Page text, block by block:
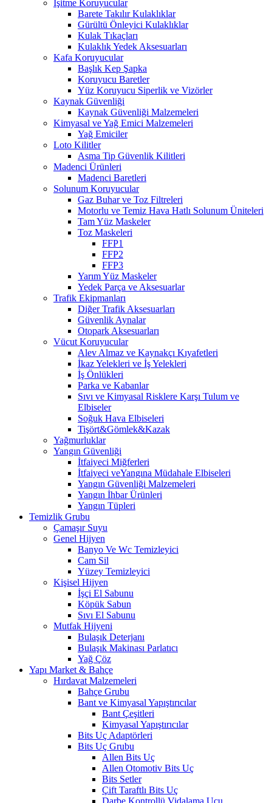
İşitme Koruyucular
Barete Takılır Kulaklıklar
Gürültü Önleyici Kulaklıklar
Kulak Tıkaçları
Kulaklık Yedek Aksesuarları
Kafa Koruyucular
Başlık Kep Şapka
Koruyucu Baretler
Yüz Koruyucu Siperlik ve Vizörler
Kaynak Güvenliği
Kaynak Güvenliği Malzemeleri
Kimyasal ve Yağ Emici Malzemeleri
Yağ Emiciler
Loto Kilitler
Asma Tip Güvenlik Kilitleri
Madenci Ürünleri
Madenci Baretleri
Solunum Koruyucular
Gaz Buhar ve Toz Filtreleri
Motorlu ve Temiz Hava Hatlı Solunum Üniteleri
Tam Yüz Maskeler
Toz Maskeleri
FFP1
FFP2
FFP3
Yarım Yüz Maskeler
Yedek Parça ve Aksesuarlar
Trafik Ekipmanları
Diğer Trafik Aksesuarları
Güvenlik Aynalar
Otopark Aksesuarları
Vücut Koruyucular
Alev Almaz ve Kaynakçı Kıyafetleri
İkaz Yelekleri ve İş Yelekleri
İş Önlükleri
Parka ve Kabanlar
Sıvı ve Kimyasal Risklere Karşı Tulum ve
Elbiseler
Soğuk Hava Elbiseleri
Tişört&Gömlek&Kazak
Yağmurluklar
Yangın Güvenliği
İtfaiyeci Miğferleri
İtfaiyeci veYangına Müdahale Elbiseleri
Yangın Güvenliği Malzemeleri
Yangın İhbar Ürünleri
Yangın Tüpleri
Temizlik Grubu
Çamaşır Suyu
Genel Hijyen
Banyo Ve Wc Temizleyici
Cam Sil
Yüzey Temizleyici
Kişisel Hijyen
İşçi El Sabunu
Köpük Sabun
Sıvı El Sabunu
Mutfak Hijyeni
Bulaşık Deterjanı
Bulaşık Makinası Parlatıcı
Yağ Çöz
Yapı Market & Bahçe
Hırdavat Malzemeleri
Bahçe Grubu
Bant ve Kimyasal Yapıştırıcılar
Bant Çeşitleri
Kimyasal Yapıştırıcılar
Bits Uç Adaptörleri
Bits Uç Grubu
Allen Bits Uç
Allen Otomotiv Bits Uç
Bits Setler
Çift Taraftlı Bits Uç